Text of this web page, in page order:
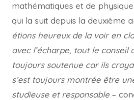
mathématiques et de
qui la suit depuis la deuxième
étions heureux de la voir en
avec l’écharpe, tout le conseil
toujours soutenue car ils
s’est toujours montrée être
studieuse et responsable–